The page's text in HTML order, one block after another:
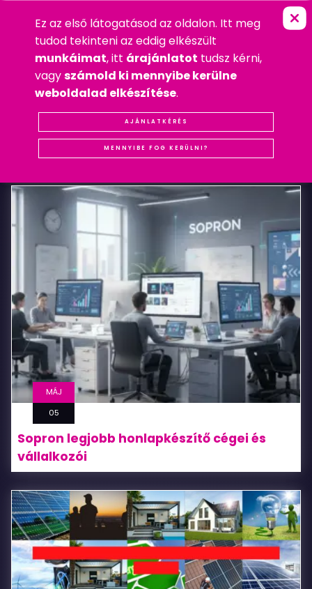
OLT FESZTIV ÁL LA »
WEBDESIGN
2008. NOVEMBER 1. SZOMBAT
WEBDESIGN
#REFERENCIA
#SOPRON
KAPCSOLÓDÓBEJEGYZÉSEK
MÁJ
05
Sopron legjobb honlapkészítő cégei és
vállalkozói
Ez az első látogatásod az oldalon. Itt meg
tudod tekinteni az eddig elkészült
munkáimat, itt árajánlatot tudsz kérni,
vagyszámold ki mennyibe kerülne
weboldalad elkészítése.
AJÁNLATKÉRÉS
MENNYIBE FOG KERÜLNI?